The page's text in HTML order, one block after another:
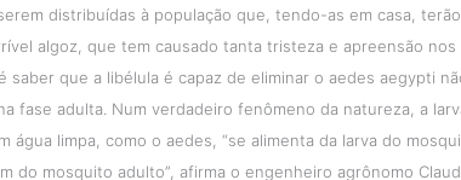
distribuídas à população que, tendo-as em casa,
algoz, que tem causado tanta tristeza e apreensão nos
saber que a libélula é capaz de eliminar o aedes aegypti
fase adulta. Num verdadeiro fenômeno da natureza, a
água limpa, como o aedes, “se alimenta da larva do
do mosquito adulto”, afirma o engenheiro agrônomo